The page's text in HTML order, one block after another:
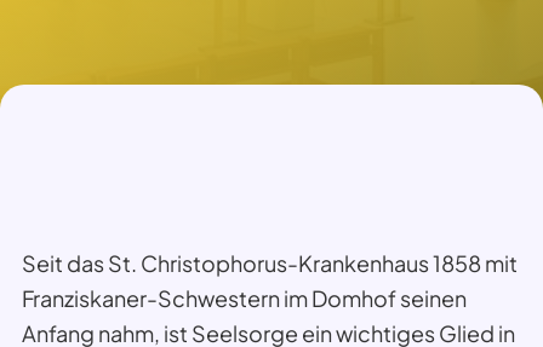
Seit das St. Christophorus-Krankenhaus 1858 mit
Franziskaner-Schwestern im Domhof seinen
Anfang nahm, ist Seelsorge ein wichtiges Glied in